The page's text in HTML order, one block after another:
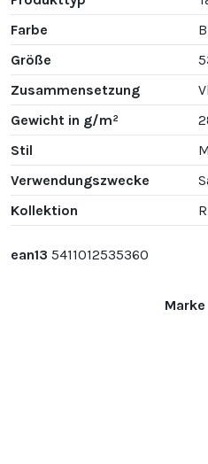
Farbe
Größe
Zusammensetzung
Gewicht in g/m²
Stil
Verwendungszwecke
Kollektion
Marke
ean13 5411012535360